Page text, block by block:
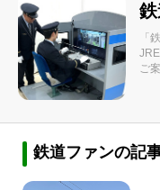
「
ご
鉄道ファンの記